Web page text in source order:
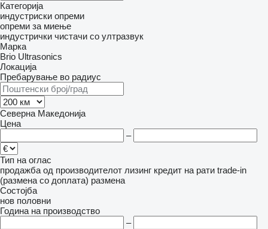
Категорија
индустриски опреми
опреми за миење
индустрички чистачи со ултразвук
Марка
Brio Ultrasonics
Локација
Пребарување во радиус
Северна Македонија
Цена
–
Тип на оглас
продажба од производителот лизинг кредит на рати trade-in
(размена со доплата) размена
Состојба
нов половни
Година на производство
–